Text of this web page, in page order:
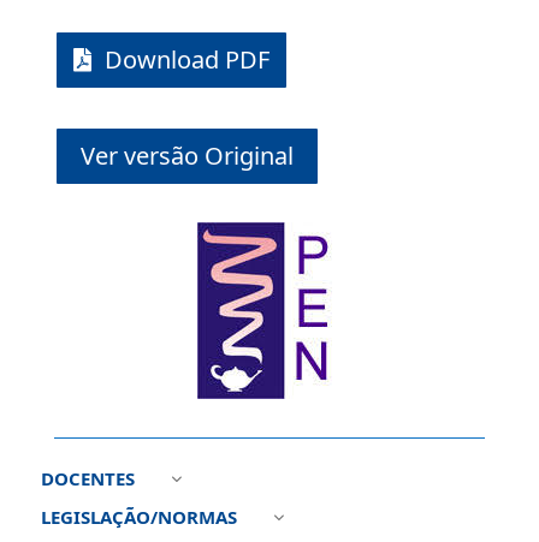
Download PDF
Ver versão Original
DOCENTES 3
LEGISLAÇÃO/NORMAS 3